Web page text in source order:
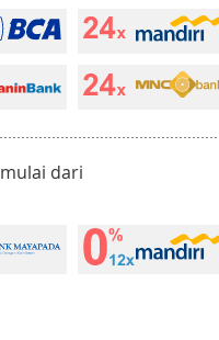
mulai dari